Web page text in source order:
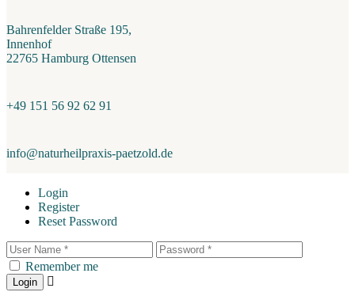
Bahrenfelder Straße 195,
Innenhof
22765 Hamburg Ottensen
+49 151 56 92 62 91
info@naturheilpraxis-paetzold.de
Login
Register
Reset Password
Remember me
Login